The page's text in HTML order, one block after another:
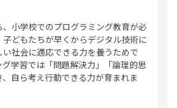
、小学校でのプログラミング教育が必
どもたちが早くからデジタル技術に
社会に適応できる力を養うためで
学習では「問題解決力」「論理的思
自ら考え行動できる力が育まれま